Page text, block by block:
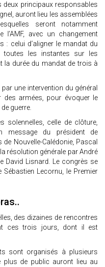
deux principaux responsables
auront lieu les assemblées
seront notamment
avec un changement
: celui d’aligner le mandat du
toutes les instantes sur les
la durée du mandat de trois à
une intervention du général
des armées, pour évoquer le
guerre.
solennelles, celle de clôture,
message du président de
Nouvelle-Calédonie, Pascal
résolution générale par André
David Lisnard. Le congrès se
Lecornu, le Premier
des dizaines de rencontres
ces trois jours, dont il est
sont organisés à plusieurs
plus de public auront lieu au